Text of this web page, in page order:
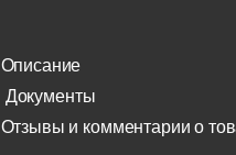
Описание
Документы
Отзывы и комментарии о